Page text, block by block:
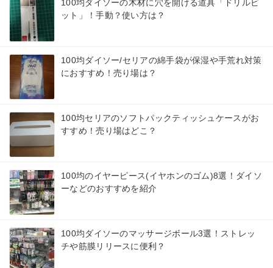
100均ダイソーの木材に穴を開ける道具「ドリルビ
ット」！手動？使い方は？
100均ダイソー/セリアの綿手袋が保湿や手荒れ対策
におすすめ！売り場は？
100均セリアのソフトパックティッシュケースがお
すすめ！売り場はどこ？
100均のイヤーピース(イヤホンのゴム)8選！ダイソ
ーなどのおすすめを紹介
100均ダイソーのマッサージボール3選！ストレッ
チや筋膜リリースに便利？